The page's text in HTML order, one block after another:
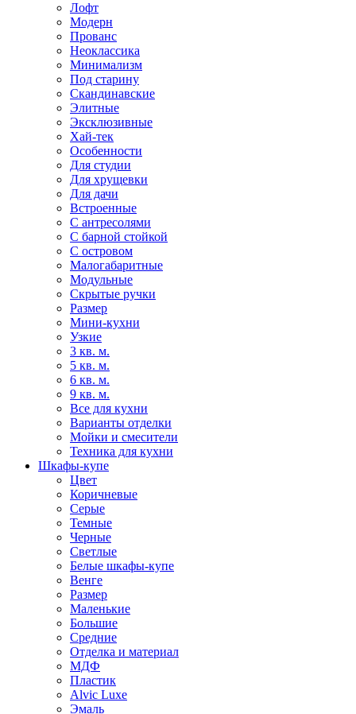
Лофт
Модерн
Прованс
Неоклассика
Минимализм
Под старину
Скандинавские
Элитные
Эксклюзивные
Хай-тек
Особенности
Для студии
Для хрущевки
Для дачи
Встроенные
С антресолями
С барной стойкой
С островом
Малогабаритные
Модульные
Скрытые ручки
Размер
Мини-кухни
Узкие
3 кв. м.
5 кв. м.
6 кв. м.
9 кв. м.
Все для кухни
Варианты отделки
Мойки и смесители
Техника для кухни
Шкафы-купе
Цвет
Коричневые
Серые
Темные
Черные
Светлые
Белые шкафы-купе
Венге
Размер
Маленькие
Большие
Средние
Отделка и материал
МДФ
Пластик
Alvic Luxe
Эмаль